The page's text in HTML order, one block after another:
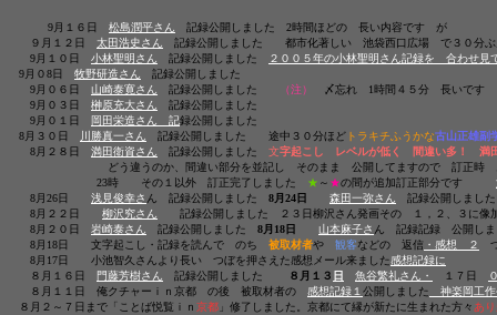
9月１６日 松島潤平さん
記録公開しました 2時間ほどの 長い内容です が
９月１２日 太田浩史さん
記録公開しました 都市化著しい 池袋西口広場 で３０分ぶ
9月１０日 小林聖明さん 記録公開しました
２００５年の小林聖明さん記録を 合わせ見
9月０8日 牧野研造さん
記録公開しました
9月０６日 山崎泰寛さん 記録公開しました （注）
〆忘れ 1時間４５分 長いです
9月０３日 榊原充大さん
記録公開しました
9月０１日 岡田栄造さん 記録公開しました
8月３０日
川勝真一さん 記録公開しました 途中３０分ほど トラキチふうかな古山正雄副
8月２８日 満田衛資さん 記録公開しました 文字起こし レベルが低く 間違い多！ 満田
どう違うのか、間違い部分を並記し そのまま 公開してますので 訂正時 お
23時 その１以外 訂正完了しました ★ ～ ★の間が追加訂正部分です
8月26日 浅見俊幸さ ん 記録公開しました 8月24日 森田一弥さん
記録公開しました
8月２２日 柳沢究さん
記録公開しました ２３日柳沢さん発画その １，２、３に像
8月２０日 岩崎泰さん 記録公開しました 8月18日 山本麻子さ ん 記録記録 公開しま
8月18日 文字起こし・記録を読んで のち 被取材者や 観客などの 返信 ・感想 ２
8月17日 小池智久さんより長い つぼを押さえた感想メール来ました感想記録に
８月１６日 門藤芳樹さん 記録公開しました ８月１３ 日 魚谷繁礼さん・ １７日
８月１１日 俺クチャーｉｎ京都 の後 被取材者の 感想記録１ 公開しました
神楽岡工
８月２～７日まで「ことば悦覧ｉｎ 京都 」修了しました。京都にて縁が新たに生まれた方々 あ